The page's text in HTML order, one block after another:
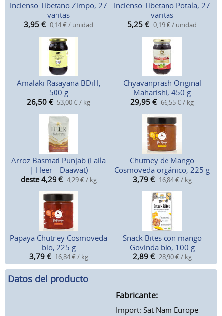
Incienso Tibetano Zimpo, 27
varitas
3,95 € 0,14 € / unidad
Incienso Tibetano Potala, 27
varitas
5,25 € 0,19 € / unidad
Amalaki Rasayana BDiH,
500 g
26,50 € 53,00 € / kg
Chyavanprash Original
Maharishi, 450 g
29,95 € 66,55 € / kg
Arroz Basmati Punjab (Laila
| Heer | Daawat)
deste 4,29 € 4,29 € / kg
Chutney de Mango
Cosmoveda orgánico, 225 g
3,79 € 16,84 € / kg
Papaya Chutney Cosmoveda
bio, 225 g
3,79 € 16,84 € / kg
Snack Bites con mango
Govinda bio, 100 g
2,89 € 28,90 € / kg
Datos del producto
Fabricante:
Import: Sat Nam Europe